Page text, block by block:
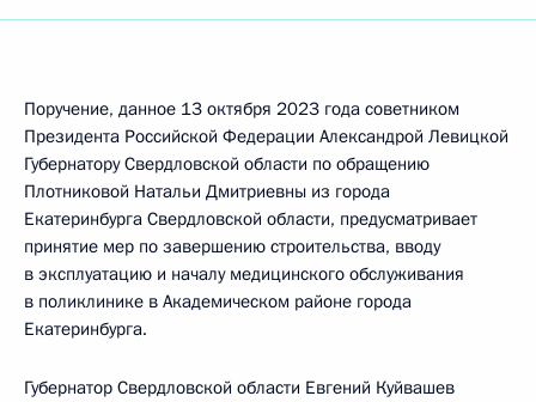
Поручение, данное 13 октября 2023 года советником
Президента Российской Федерации Александрой Левицкой
Губернатору Свердловской области по обращению
Плотниковой Натальи Дмитриевны из города
Екатеринбурга Свердловской области, предусматривает
принятие мер по завершению строительства, вводу
в эксплуатацию и началу медицинского обслуживания
в поликлинике в Академическом районе города
Екатеринбурга.
Губернатор Свердловской области Евгений Куйвашев